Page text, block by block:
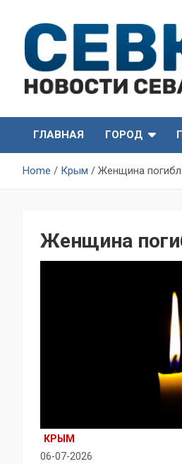
content
СевКор —
Севастополя
ГЛАВНАЯ
ГОРОД
Home Крым Женщина
Женщина
КРЫМ
06-07-2026